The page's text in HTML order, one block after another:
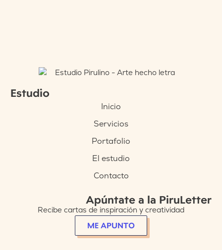
Estudio
Inicio
Servicios
Portafolio
El estudio
Contacto
Apúntate a la PiruLetter
Recibe cartas de inspiración y creatividad
ME APUNTO